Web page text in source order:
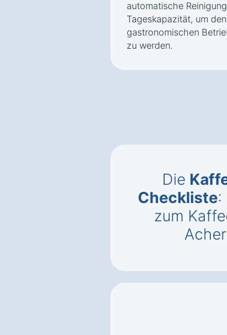
automatische
Tageskapazität, um
gastronomischen
zu werden.
Die
Checkliste:
zum